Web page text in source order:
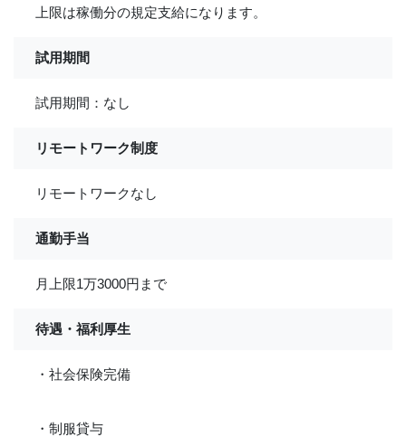
上限は稼働分の規定支給になります。
試用期間
試用期間：なし
リモートワーク制度
リモートワークなし
通勤手当
月上限1万3000円まで
待遇・福利厚生
・社会保険完備
・制服貸与